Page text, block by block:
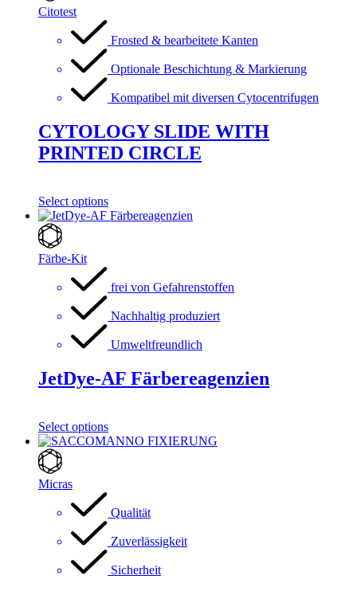
Citotest
Frosted & bearbeitete Kanten
Optionale Beschichtung & Markierung
Kompatibel mit diversen Cytocentrifugen
CYTOLOGY SLIDE WITH
PRINTED CIRCLE
Select options
Färbe-Kit
frei von Gefahrenstoffen
Nachhaltig produziert
Umweltfreundlich
JetDye-AF Färbereagenzien
Select options
Micras
Qualität
Zuverlässigkeit
Sicherheit